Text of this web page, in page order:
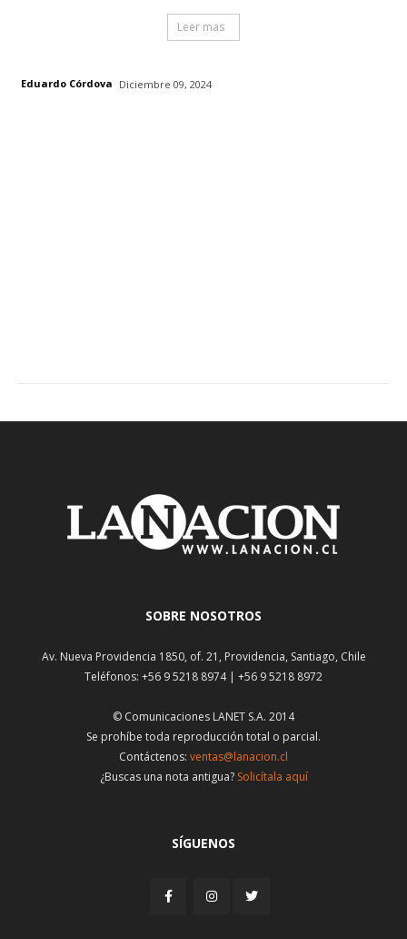
Leer mas
Eduardo Córdova Diciembre 09, 2024
SOBRE NOSOTROS
Av. Nueva Providencia 1850, of. 21, Providencia, Santiago, Chile
Teléfonos: +56 9 5218 8974 | +56 9 5218 8972
© Comunicaciones LANET S.A. 2014
Se prohíbe toda reproducción total o parcial.
Contáctenos: ventas@lanacion.cl
¿Buscas una nota antigua? Solicítala aquí
SÍGUENOS